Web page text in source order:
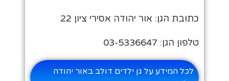
כתובת הגן: אור יהודה אסירי ציון 22
טלפון הגן: 03-5336647
לכל המידע על גן ילדים דולב באור יהודה